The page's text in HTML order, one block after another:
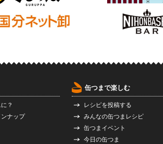
？
ナップ
缶つまで楽しむ
レシピを投稿する
みんなの缶つまレシピ
缶つまイベント
今日の缶つま